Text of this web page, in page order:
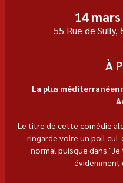
14
55 Rue de Sully,
À
La plus
Le titre de cette comédie
ringarde voire un poil cul-
normal puisque dans
évidemment